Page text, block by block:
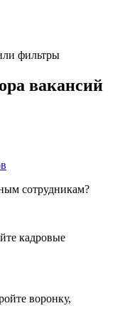
фильтры
вакансий
сотрудникам?
кадровые
воронку,